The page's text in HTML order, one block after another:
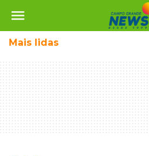
menu
Mais lidas